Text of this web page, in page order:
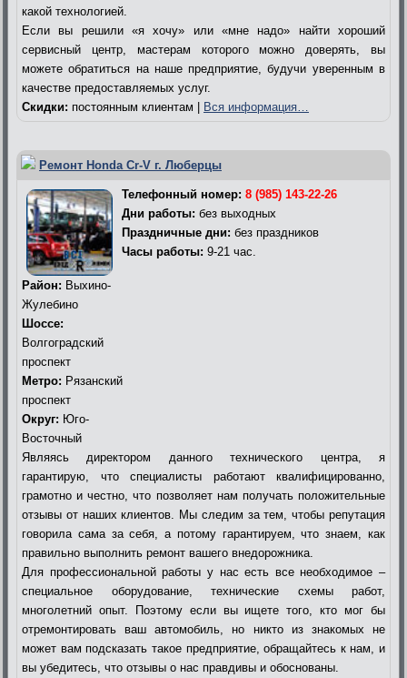
какой технологией.
Если вы решили «я хочу» или «мне надо» найти хороший
сервисный центр, мастерам которого можно доверять, вы
можете обратиться на наше предприятие, будучи уверенным в
качестве предоставляемых услуг.
Скидки: постоянным клиентам | Вся информация…
Ремонт Honda Cr-V г. Люберцы
Телефонный номер: 8 (985) 143-22-26
Дни работы: без выходных
Праздничные дни: без праздников
Часы работы: 9-21 час.
Район: Выхино-
Жулебино
Шоссе:
Волгоградский
проспект
Метро: Рязанский
проспект
Округ: Юго-
Восточный
Являясь директором данного технического центра, я
гарантирую, что специалисты работают квалифицированно,
грамотно и честно, что позволяет нам получать положительные
отзывы от наших клиентов. Мы следим за тем, чтобы репутация
говорила сама за себя, а потому гарантируем, что знаем, как
правильно выполнить ремонт вашего внедорожника.
Для профессиональной работы у нас есть все необходимое –
специальное оборудование, технические схемы работ,
многолетний опыт. Поэтому если вы ищете того, кто мог бы
отремонтировать ваш автомобиль, но никто из знакомых не
может вам подсказать такое предприятие, обращайтесь к нам, и
вы убедитесь, что отзывы о нас правдивы и обоснованы.